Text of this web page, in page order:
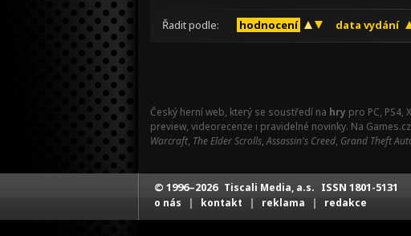
Řadit podle: hodnocení data vydání
Český herní web, který se soustředí na hry pro PC, PS4,
preview, videorecenze i pravidelné novinky. Na
Warcraft, The Elder Scrolls,Assassin's Creed, Grand Theft
© 1996–2026 Tiscali Media, a.s. ISSN 1801-5131
o nás | kontakt | reklama | redakce